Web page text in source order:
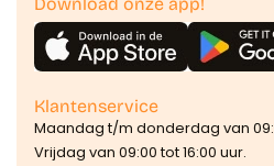
Klantenservice
Maandag t/m donderdag van
Vrijdag van 09:00 tot 16:00 uur.